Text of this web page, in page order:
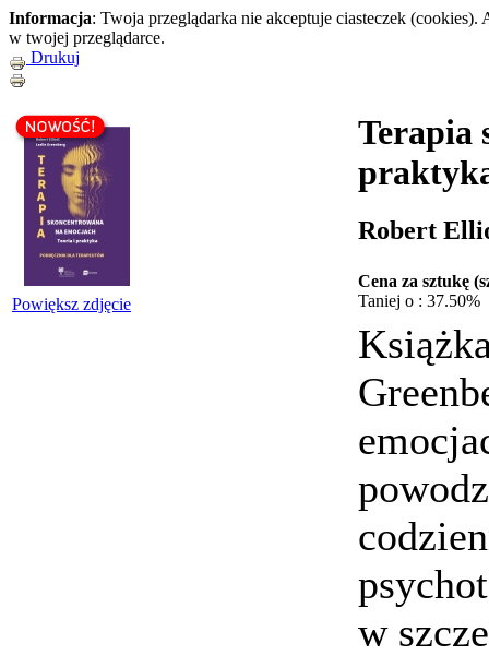
Informacja: Twoja przeglądarka nie akceptuje ciasteczek (cookies).
w twojej przeglądarce.
Drukuj
Powiększ zdjęcie
Terapia
Robert
Cena za sztukę
Taniej o : 37.50%
w